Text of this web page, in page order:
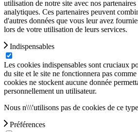
utilisation de notre site avec nos
analytiques. Ces partenaires peuvent
d'autres données que vous leur avez
lors de votre utilisation de leurs services.
Indispensables
Les cookies indispensables sont cruciaux
du site et le site ne fonctionnera pas
cookies ne stockent aucune donnée
personnellement un utilisateur.
Nous n\\\'utilisons pas de cookies de ce type
Préférences